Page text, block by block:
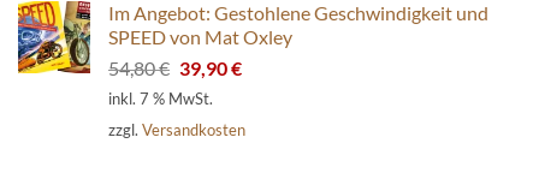
Im Angebot: Gestohlene Geschwindigkeit und
SPEED von Mat Oxley
54,80€ Ursprünglicher
Preis
54,80 €
39,90€Aktueller
39,90 €.
inkl. 7 % MwSt.
zzgl. Versandkosten